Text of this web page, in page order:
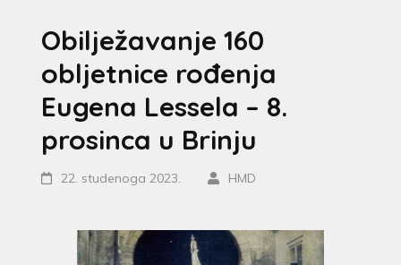
Obilježavanje 160
obljetnice rođenja
Eugena Lessela – 8.
prosinca u Brinju
22. studenoga 2023. HMD